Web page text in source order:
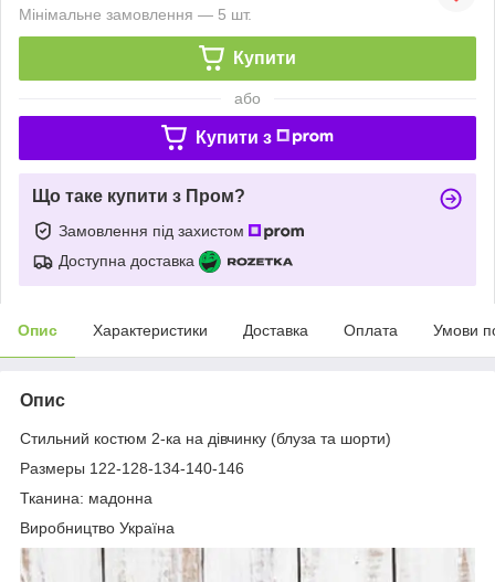
Мінімальне замовлення — 5 шт.
Купити
або
Купити з
Що таке купити з Пром?
Замовлення під захистом
Доступна доставка
Опис Характеристики Доставка Оплата Умови
Опис
Стильний костюм 2-ка на дівчинку (блуза та шорти)
Размеры 122-128-134-140-146
Тканина: мадонна
Виробництво Україна